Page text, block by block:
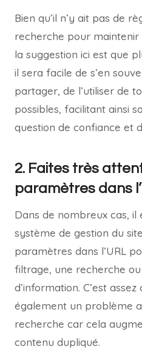
Bien qu’il n’y ait pas de
recherche pour maintenir
la suggestion ici est que
il sera facile de s’en
partager, de l’utiliser de
possibles, facilitant ainsi
question de confiance et
2. Faites très
paramètres dans
Dans de nombreux cas, il
système de gestion du
paramètres dans l’URL
filtrage, une recherche
d’information. C’est
également un problème
recherche car cela
contenu dupliqué.